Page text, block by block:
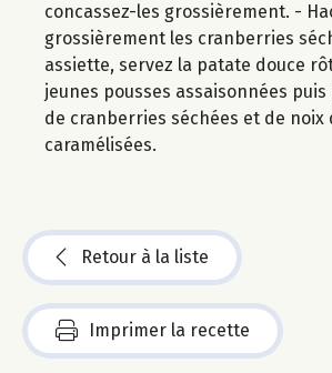
concassez-les grossièrement. -
grossièrement les cranberries
assiette, servez la patate douce
jeunes pousses assaisonnées
de cranberries séchées et de noix
caramélisées.
Retour à la liste
Imprimer la recette